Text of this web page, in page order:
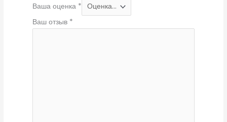
Ваша оценка *
Ваш отзыв *